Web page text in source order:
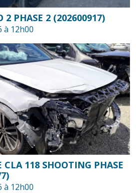
2 PHASE 2 (202600917)
à 12h00
CLA 118 SHOOTING PHASE
à 12h00